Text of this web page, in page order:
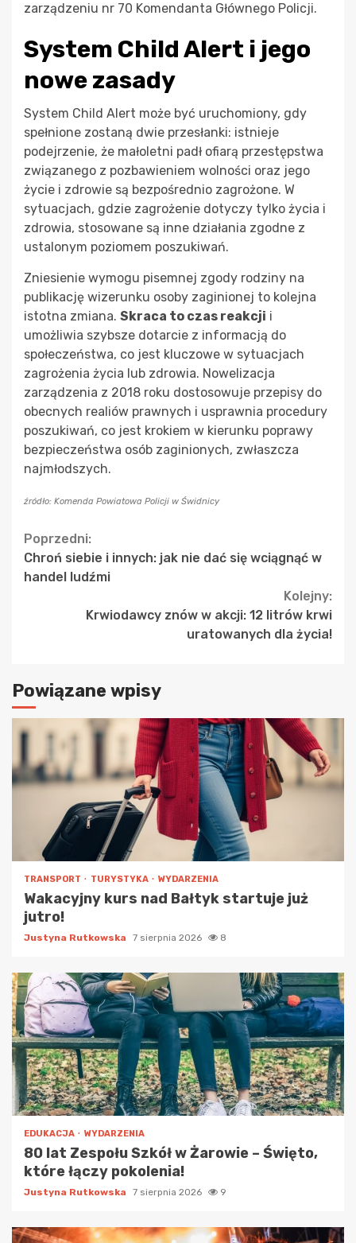
zarządzeniu nr 70 Komendanta Głównego Policji.
System Child Alert i jego
nowe zasady
System Child Alert może być uruchomiony, gdy
spełnione zostaną dwie przesłanki: istnieje
podejrzenie, że małoletni padł ofiarą przestępstwa
związanego z pozbawieniem wolności oraz jego
życie i zdrowie są bezpośrednio zagrożone. W
sytuacjach, gdzie zagrożenie dotyczy tylko życia i
zdrowia, stosowane są inne działania zgodne z
ustalonym poziomem poszukiwań.
Zniesienie wymogu pisemnej zgody rodziny na
publikację wizerunku osoby zaginionej to kolejna
istotna zmiana. Skraca to czas reakcji i
umożliwia szybsze dotarcie z informacją do
społeczeństwa, co jest kluczowe w sytuacjach
zagrożenia życia lub zdrowia. Nowelizacja
zarządzenia z 2018 roku dostosowuje przepisy do
obecnych realiów prawnych i usprawnia procedury
poszukiwań, co jest krokiem w kierunku poprawy
bezpieczeństwa osób zaginionych, zwłaszcza
najmłodszych.
źródło: Komenda Powiatowa Policji w Świdnicy
Continue
Reading
Poprzedni:
Chroń siebie i innych: jak nie dać się wciągnąć w
handel ludźmi
Kolejny:
Krwiodawcy znów w akcji: 12 litrów krwi
uratowanych dla życia!
Powiązane wpisy
TRANSPORT TURYSTYKA WYDARZENIA
Wakacyjny kurs nad Bałtyk startuje już
jutro!
Justyna Rutkowska 7 sierpnia 2026 8
EDUKACJA WYDARZENIA
80 lat Zespołu Szkół w Żarowie – Święto,
które łączy pokolenia!
Justyna Rutkowska 7 sierpnia 2026 9